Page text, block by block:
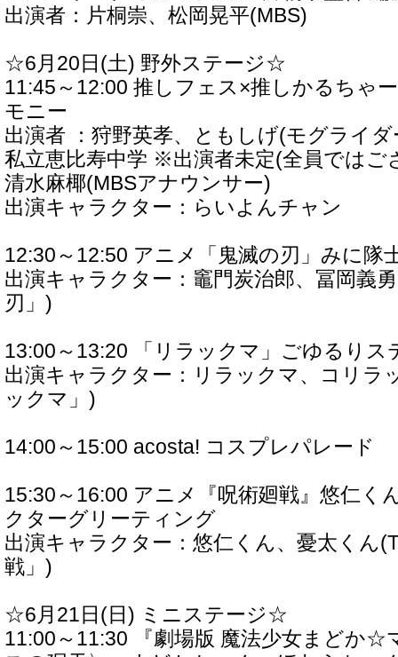
出演者：片桐崇、松岡晃平(MBS)
☆6月20日(土) 野外ステージ☆
11:45～12:00 推しフェス×推しかるちゃ
モニー
出演者 ：狩野英孝、ともしげ(モグライダ
私立恵比寿中学 ※出演者未定(全員ではご
清水麻椰(MBSアナウンサー)
出演キャラクター：らいよんチャン
12:30～12:50 アニメ「鬼滅の刃」みに隊
出演キャラクター：竈門炭治郎、冨岡義
刃」)
13:00～13:20 「リラックマ」ごゆるりス
出演キャラクター：リラックマ、コリラ
ックマ」)
14:00～15:00 acosta! コスプレパレード
15:30～16:00 アニメ『呪術廻戦』悠仁く
クターグリーティング
出演キャラクター：悠仁くん、憂太くん
戦」)
☆6月21日(日) ミニステージ☆
11:00～11:30 『劇場版 魔法少女まどか☆